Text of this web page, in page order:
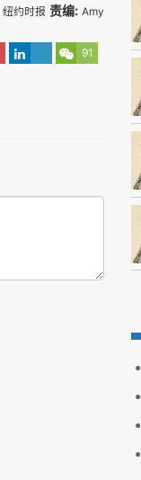
纽约时报 责编: Amy
91